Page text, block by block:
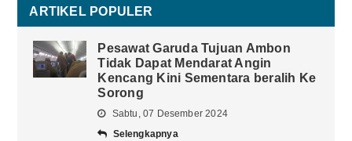
ARTIKEL POPULER
Pesawat Garuda Tujuan Ambon
Tidak Dapat Mendarat Angin
Kencang Kini Sementara beralih Ke
Sorong
Sabtu, 07 Desember 2024
Selengkapnya